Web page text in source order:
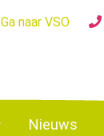
Ga naar VSO
Nieuws